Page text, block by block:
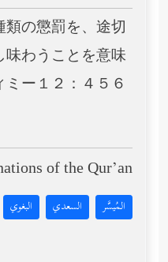
の懲罰を、途切
わうことを意味
ー１２：４５６
of the Qur’an:
المُيسَّر السعدي البغوي